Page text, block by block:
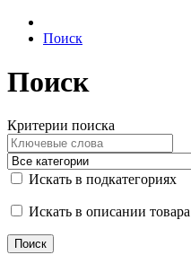
Поиск
Поиск
Критерии поиска
Искать в подкатегориях
Искать в описании товара